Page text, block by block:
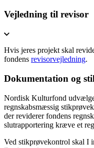
Vejledning til revisor
Hvis jeres projekt skal
fondens revisorvejledning.
Dokumentation og
Nordisk Kulturfond
regnskabsmæssig
der reviderer fondens
slutrapportering kræve et
Ved stikprøvekontrol skal I